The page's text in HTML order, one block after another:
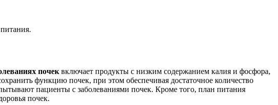
почеквключает продукты с низким содержанием калия и фосфора,
функцию почек, при этом обеспечивая достаточное количество
пациенты с заболеваниями почек. Кроме того, план питания
почек.